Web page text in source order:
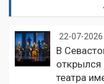
22-07-2026
В
открылся
театра